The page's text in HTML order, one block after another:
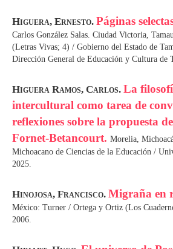
Higuera, Ernesto. Páginas
Carlos González Salas. Ciudad Victoria,
(Letras Vivas; 4) / Gobierno del Estado de
Dirección General de Educación y Cultura de
Higuera Ramos, Carlos. La
intercultural como tarea de
reflexiones sobre la propuesta
Fornet-Betancourt. Morelia,
Michoacano de Ciencias de la Educación /
2025.
Hinojosa, Francisco. Migraña en
México: Turner / Ortega y Ortiz (Los
2006.